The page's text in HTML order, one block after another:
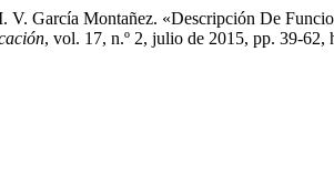
García Montañez. «Descripción De
, vol. 17, n.º 2, julio de 2015, pp. 39-